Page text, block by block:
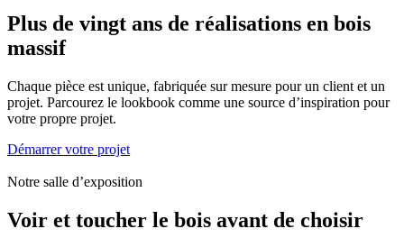
Plus de vingt ans de réalisations en bois
massif
Chaque pièce est unique, fabriquée sur mesure pour un client et un
projet. Parcourez le lookbook comme une source d’inspiration pour
votre propre projet.
Démarrer votre projet
Notre salle d’exposition
Voir et toucher le bois avant de choisir